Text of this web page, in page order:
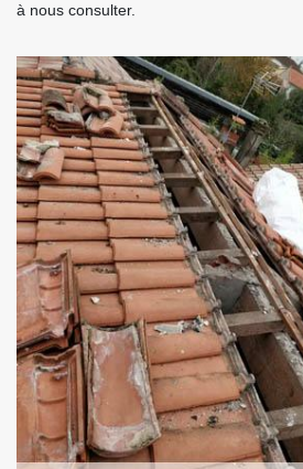
à nous consulter.